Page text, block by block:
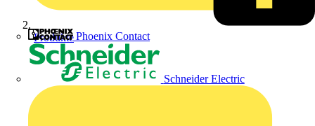
Phoenix Contact
Schneider Electric
Produkte